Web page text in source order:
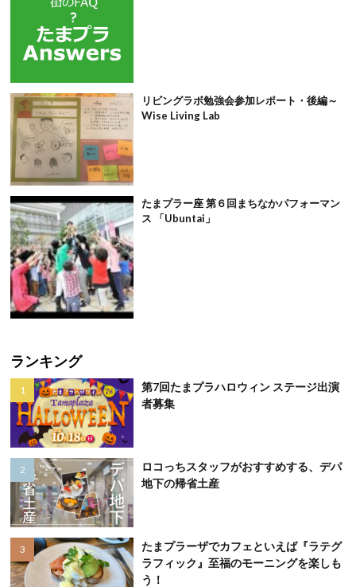
リビングラボ勉強会参加レポート・後編～
Wise Living Lab
たまプラー座 第６回まちなかパフォーマン
ス 「Ubuntai」
ランキング
第7回たまプラハロウィン ステージ出演
者募集
ロコっちスタッフがおすすめする、デパ
地下の帰省土産
たまプラーザでカフェといえば『ラテグ
ラフィック』至福のモーニングを楽しも
う！